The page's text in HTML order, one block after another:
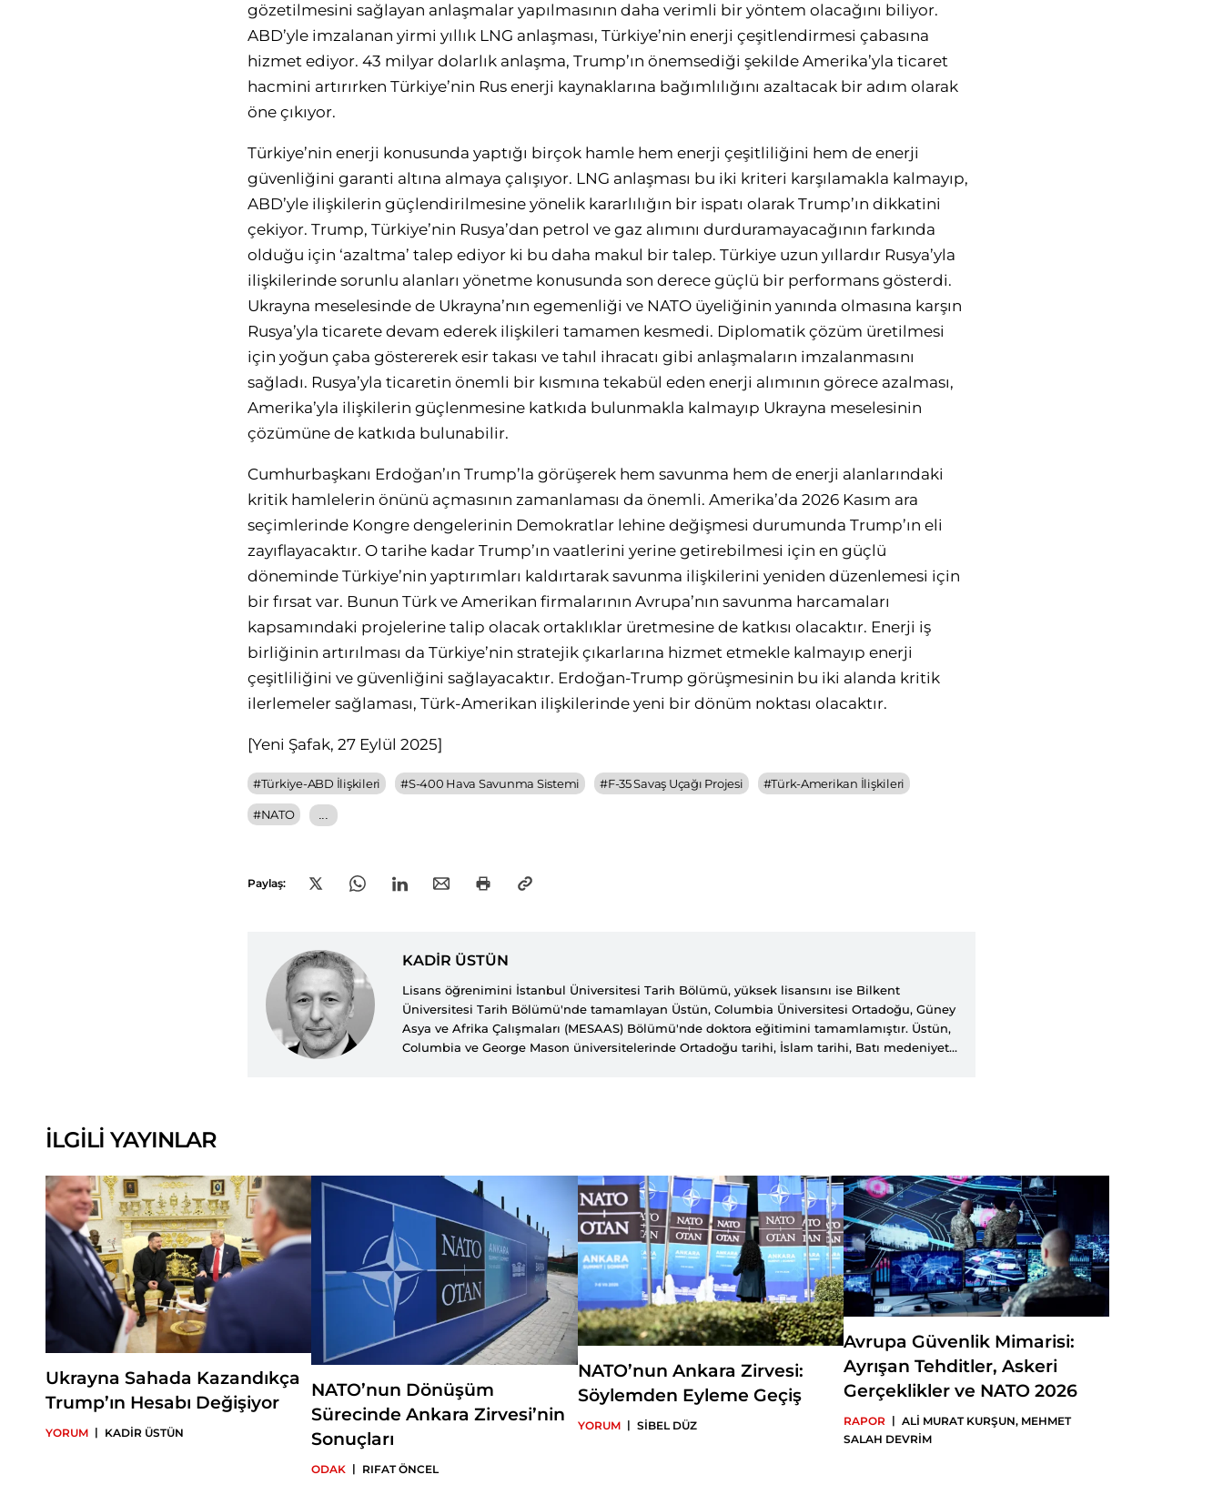
gözetilmesini sağlayan anlaşmalar yapılmasının daha verimli bir yöntem olacağını biliyor.
ABD’yle imzalanan yirmi yıllık LNG anlaşması, Türkiye’nin enerji çeşitlendirmesi çabasına
hizmet ediyor. 43 milyar dolarlık anlaşma, Trump’ın önemsediği şekilde Amerika’yla ticaret
hacmini artırırken Türkiye’nin Rus enerji kaynaklarına bağımlılığını azaltacak bir adım olarak
öne çıkıyor.
Türkiye’nin enerji konusunda yaptığı birçok hamle hem enerji çeşitliliğini hem de enerji
güvenliğini garanti altına almaya çalışıyor. LNG anlaşması bu iki kriteri karşılamakla kalmayıp,
ABD’yle ilişkilerin güçlendirilmesine yönelik kararlılığın bir ispatı olarak Trump’ın dikkatini
çekiyor. Trump, Türkiye’nin Rusya’dan petrol ve gaz alımını durduramayacağının farkında
olduğu için ‘azaltma’ talep ediyor ki bu daha makul bir talep. Türkiye uzun yıllardır Rusya’yla
ilişkilerinde sorunlu alanları yönetme konusunda son derece güçlü bir performans gösterdi.
Ukrayna meselesinde de Ukrayna’nın egemenliği ve NATO üyeliğinin yanında olmasına karşın
Rusya’yla ticarete devam ederek ilişkileri tamamen kesmedi. Diplomatik çözüm üretilmesi
için yoğun çaba göstererek esir takası ve tahıl ihracatı gibi anlaşmaların imzalanmasını
sağladı. Rusya’yla ticaretin önemli bir kısmına tekabül eden enerji alımının görece azalması,
Amerika’yla ilişkilerin güçlenmesine katkıda bulunmakla kalmayıp Ukrayna meselesinin
çözümüne de katkıda bulunabilir.
Cumhurbaşkanı Erdoğan’ın Trump’la görüşerek hem savunma hem de enerji alanlarındaki
kritik hamlelerin önünü açmasının zamanlaması da önemli. Amerika’da 2026 Kasım ara
seçimlerinde Kongre dengelerinin Demokratlar lehine değişmesi durumunda Trump’ın eli
zayıflayacaktır. O tarihe kadar Trump’ın vaatlerini yerine getirebilmesi için en güçlü
döneminde Türkiye’nin yaptırımları kaldırtarak savunma ilişkilerini yeniden düzenlemesi için
bir fırsat var. Bunun Türk ve Amerikan firmalarının Avrupa’nın savunma harcamaları
kapsamındaki projelerine talip olacak ortaklıklar üretmesine de katkısı olacaktır. Enerji iş
birliğinin artırılması da Türkiye’nin stratejik çıkarlarına hizmet etmekle kalmayıp enerji
çeşitliliğini ve güvenliğini sağlayacaktır. Erdoğan-Trump görüşmesinin bu iki alanda kritik
ilerlemeler sağlaması, Türk-Amerikan ilişkilerinde yeni bir dönüm noktası olacaktır.
[Yeni Şafak, 27 Eylül 2025]
#Türkiye-ABD İlişkileri #S-400 Hava Savunma Sistemi #F-35 Savaş Uçağı Projesi #Türk-Amerikan İlişkileri
#NATO ...
Paylaş:
KADİR ÜSTÜN
Lisans öğrenimini İstanbul Üniversitesi Tarih Bölümü, yüksek lisansını ise Bilkent
Üniversitesi Tarih Bölümü'nde tamamlayan Üstün, Columbia Üniversitesi Ortadoğu, Güney
Asya ve Afrika Çalışmaları (MESAAS) Bölümü'nde doktora eğitimini tamamlamıştır. Üstün,
Columbia ve George Mason üniversitelerinde Ortadoğu tarihi, İslam tarihi, Batı medeniyeti
yapmakta olan Üstün, Mart 2015'ten beri SETA Washington koordinatörlüğü görevini
yürütmektedir.
İLGİLİ YAYINLAR
Ukrayna Sahada Kazandıkça
Trump’ın Hesabı Değişiyor
YORUM | KADİR ÜSTÜN
NATO’nun Dönüşüm
Sürecinde Ankara Zirvesi’nin
Sonuçları
ODAK | RIFAT ÖNCEL
NATO’nun Ankara Zirvesi:
Söylemden Eyleme Geçiş
YORUM | SİBEL DÜZ
Avrupa Güvenlik Mimarisi:
Ayrışan Tehditler, Askeri
Gerçeklikler ve NATO 2026
RAPOR | ALİ MURAT KURŞUN, MEHMET
SALAH DEVRİM